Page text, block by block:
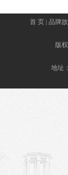
首 页 | 品牌
版
地址